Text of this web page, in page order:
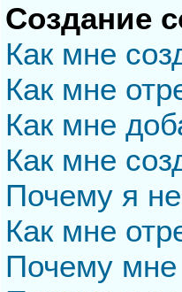
Создание
Как мне
Как мне
Как мне
Как мне
Почему я
Как мне
Почему